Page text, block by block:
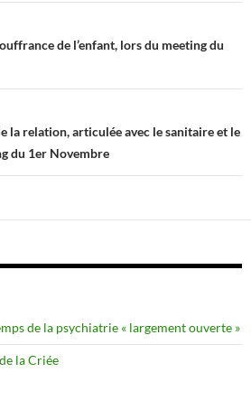
de l’enfant, lors du meeting du
la relation, articulée avec le sanitaire et le
du 1er Novembre
de la psychiatrie « largement ouverte »
la Criée